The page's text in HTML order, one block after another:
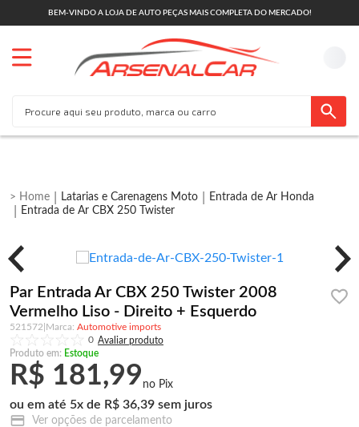
BEM-VINDO A LOJA DE AUTO PEÇAS MAIS COMPLETA DO MERCADO!
Latarias e Carenagens Moto
Entrada de Ar Honda
Entrada de Ar CBX 250 Twister
Par Entrada Ar CBX 250 Twister 2008
Vermelho Liso - Direito + Esquerdo
521572
Automotive imports
0
Produto em: Estoque
R$ 181,99
5x R$ 36,39
Ver opções de parcelamento